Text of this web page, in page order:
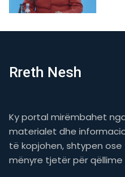
Rreth Nesh
Ky portal mirëmbahet
materialet dhe
të kopjohen, shtypen
mënyre tjetër për qëllime